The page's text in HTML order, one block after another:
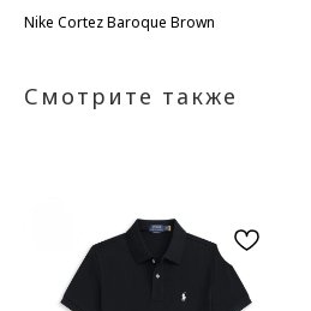
Nike Cortez Baroque Brown
Смотрите также